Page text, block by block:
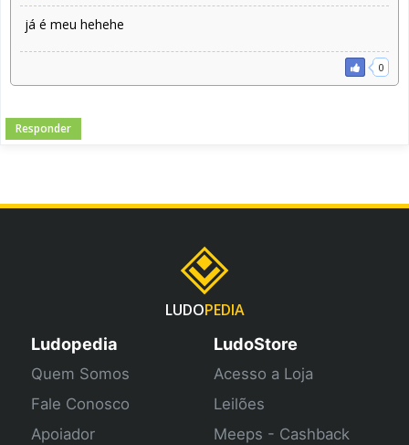
já é meu hehehe
0
Responder
LUDOPEDIA
Ludopedia
Quem Somos
Fale Conosco
Apoiador
LudoStore
Acesso a Loja
Leilões
Meeps - Cashback